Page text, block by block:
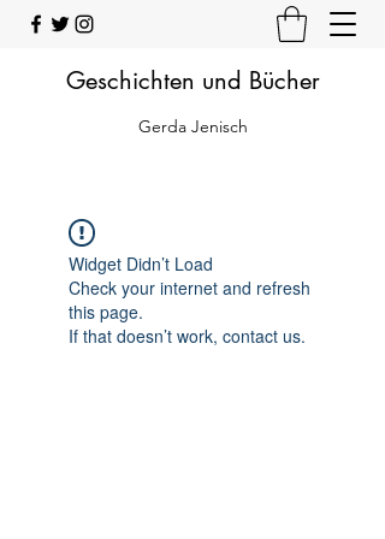
Geschichten und Bücher
Gerda Jenisch
Widget Didn’t Load
Check your internet and refresh
this page.
If that doesn’t work, contact us.